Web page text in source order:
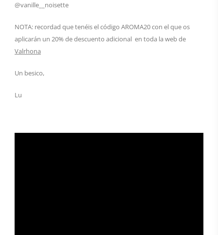
@vanille__noisette
NOTA: recordad que tenéis el código AROMA20 con el que os
aplicarán un 20% de descuento adicional en toda la web de
Valrhona
Un besico,
Lu